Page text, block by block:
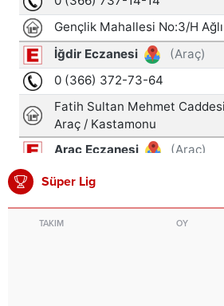
Süper Lig
TAKIM OY